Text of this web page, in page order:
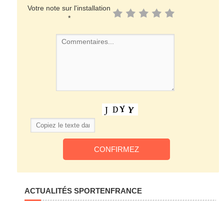
Votre note sur l'installation
*
ACTUALITÉS SPORTENFRANCE